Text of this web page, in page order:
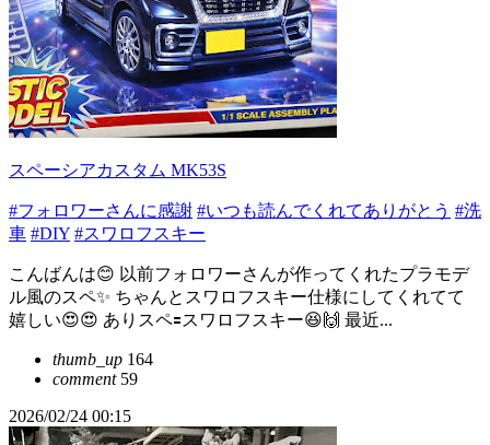
スペーシアカスタム MK53S
#フォロワーさんに感謝 #いつも読んでくれてありがとう #洗
車 #DIY #スワロフスキー
こんばんは😊 以前フォロワーさんが作ってくれたプラモデ
ル風のスペ✨ ちゃんとスワロフスキー仕様にしてくれてて
嬉しい😍😍 ありスペ🟰スワロフスキー😆🙌 最近...
thumb_up 164
comment59
2026/02/24 00:15